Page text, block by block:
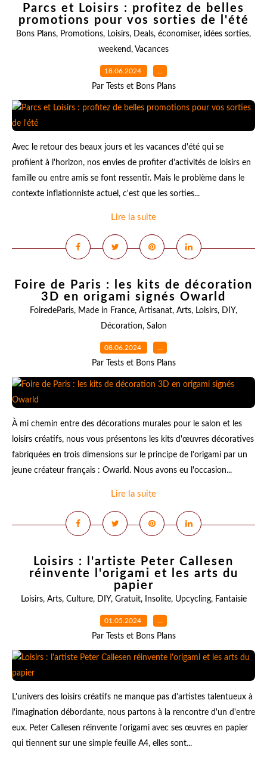
Parcs et Loisirs : profitez de belles
promotions pour vos sorties de l'été
Bons Plans, Promotions, Loisirs, Deals, économiser, idées sorties,
weekend, Vacances
18.06.2024 …
Par Tests et Bons Plans
Avec le retour des beaux jours et les vacances d'été qui se
profilent à l'horizon, nos envies de profiter d'activités de loisirs en
famille ou entre amis se font ressentir. Mais le problème dans le
contexte inflationniste actuel, c'est que les sorties...
Lire la suite
Foire de Paris : les kits de décoration
3D en origami signés Owarld
FoiredeParis, Made in France, Artisanat, Arts, Loisirs, DIY,
Décoration, Salon
08.06.2024 …
Par Tests et Bons Plans
À mi chemin entre des décorations murales pour le salon et les
loisirs créatifs, nous vous présentons les kits d'œuvres décoratives
fabriquées en trois dimensions sur le principe de l'origami par un
jeune créateur français : Owarld. Nous avons eu l'occasion...
Lire la suite
Loisirs : l'artiste Peter Callesen
réinvente l'origami et les arts du
papier
Loisirs, Arts, Culture, DIY, Gratuit, Insolite, Upcycling, Fantaisie
01.05.2024 …
Par Tests et Bons Plans
L'univers des loisirs créatifs ne manque pas d'artistes talentueux à
l'imagination débordante, nous partons à la rencontre d'un d'entre
eux. Peter Callesen réinvente l'origami avec ses œuvres en papier
qui tiennent sur une simple feuille A4, elles sont...